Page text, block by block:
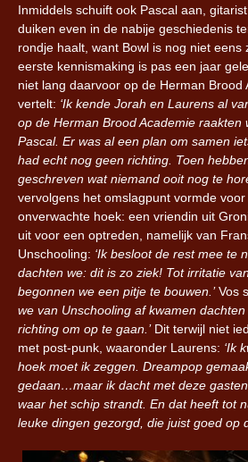
Inmiddels schuift ook Pascal aan,
duiken even in de nabije geschiedenis
rondje haalt, want Bowl is nog niet eens
eerste kennismaking is pas een jaar
niet lang daarvoor op de Herman Brood
vertelt: ‘Ik kende Jorah en Laurens al
op de Herman Brood Academie raakten
Pascal. Er was al een plan om samen
had echt nog geen richting. Toen
geschreven wat niemand ooit nog te
vervolgens het omslagpunt vormde
onverwachte hoek: een vriendin uit
uit voor een optreden, namelijk van
Unschooling: ‘Ik besloot de rest mee te
dachten we: dit is zo ziek! Tot irritatie
begonnen we een pitje te bouwen.’Vos
we van Unschooling af kwamen
richting om op te gaan.’Dit terwijl niet
met post-punk, waaronder Laurens: ‘Ik
hoek moet ik zeggen. Dreampop
gedaan…maar ik dacht met deze
waar het schip strandt. En dat heeft tot
leuke dingen gezorgd, die juist goed op